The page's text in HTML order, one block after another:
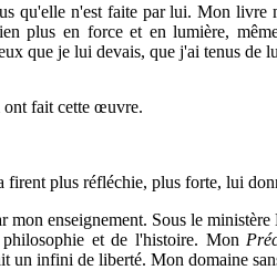
qu'elle n'est faite par lui. Mon
plus en force et en lumière,
que je lui devais, que j'ai tenus de
ont fait cette œuvre.
firent plus réfléchie, plusforte, lui
enseignement. Sous le
et de l'histoire. Mon
un infini de liberté. Mon domaine